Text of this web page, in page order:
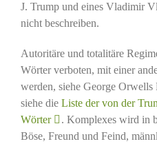
J. Trump und eines Vladimir
nicht beschreiben.
Autoritäre und totalitäre
Wörter verboten, mit einer
werden, siehe George Orwells
siehe die Liste der von der
Wörter
. Komplexes wird in
Böse, Freund und Feind,